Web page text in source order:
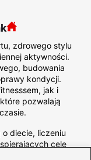
zdrowego stylu
aktywności.
budowania
kondycji.
jak i
pozwalają
diecie, liczeniu
cele